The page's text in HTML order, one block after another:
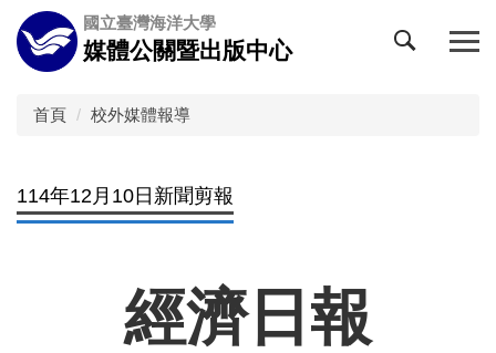
跳
到
主
國立臺灣海洋大學
媒體公關暨出版中心
首頁 校外媒體報導
114年12月10日新聞剪報
經濟日報